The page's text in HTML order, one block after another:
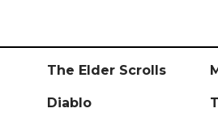
The Elder Scrolls
Diablo